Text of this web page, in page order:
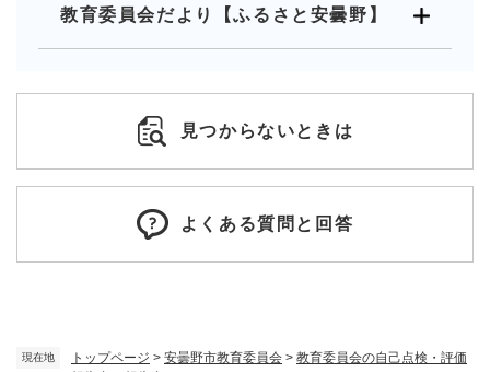
現在地 トップページ > 安曇野市教育委員会 > 教育委員会の自己点検・評価
教育委員会だより【ふるさと安曇野】
見つからないときは
よくある質問と回答